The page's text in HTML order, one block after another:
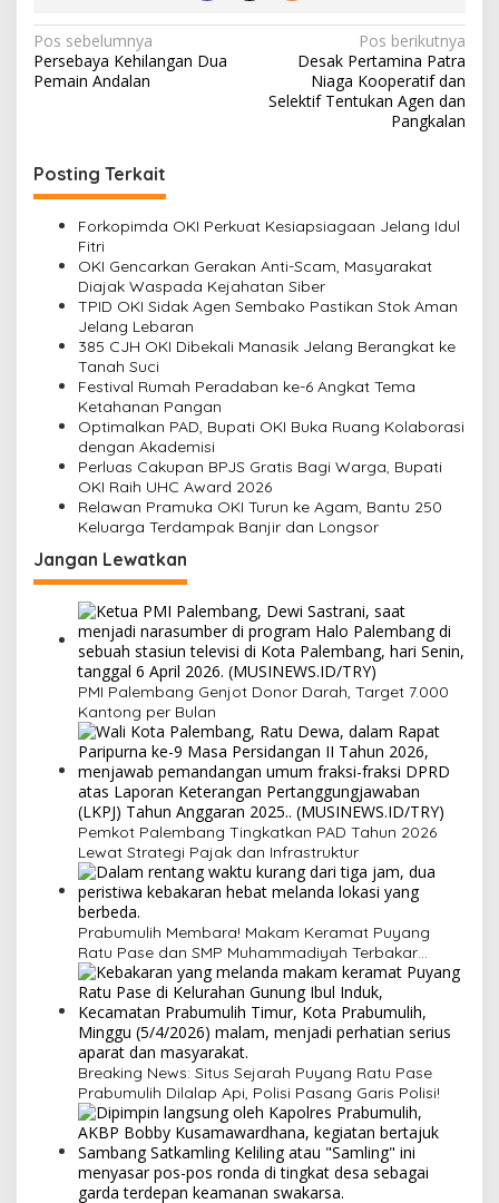
N
a
g
a
Pos sebelumnya
Persebaya Kehilangan Dua
Pemain Andalan
Pos berikutnya
Desak Pertamina Patra
Niaga Kooperatif dan
Selektif Tentukan Agen dan
Pangkalan
Posting Terkait
Forkopimda OKI Perkuat Kesiapsiagaan Jelang Idul
Fitri
OKI Gencarkan Gerakan Anti-Scam, Masyarakat
Diajak Waspada Kejahatan Siber
TPID OKI Sidak Agen Sembako Pastikan Stok Aman
Jelang Lebaran
385 CJH OKI Dibekali Manasik Jelang Berangkat ke
Tanah Suci
Festival Rumah Peradaban ke-6 Angkat Tema
Ketahanan Pangan
Optimalkan PAD, Bupati OKI Buka Ruang Kolaborasi
dengan Akademisi
Perluas Cakupan BPJS Gratis Bagi Warga, Bupati
OKI Raih UHC Award 2026
Relawan Pramuka OKI Turun ke Agam, Bantu 250
Keluarga Terdampak Banjir dan Longsor
Jangan Lewatkan
PMI Palembang Genjot Donor Darah, Target 7.000
Kantong per Bulan
Pemkot Palembang Tingkatkan PAD Tahun 2026
Lewat Strategi Pajak dan Infrastruktur
Prabumulih Membara! Makam Keramat Puyang
Ratu Pase dan SMP Muhammadiyah Terbakar
dalam Semalam
Breaking News: Situs Sejarah Puyang Ratu Pase
Prabumulih Dilalap Api, Polisi Pasang Garis Polisi!